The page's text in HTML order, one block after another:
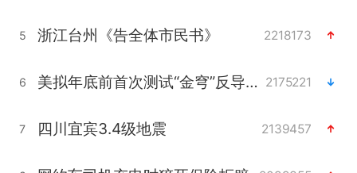
5 浙江台州《告全体市民书》 2218173
6 美拟年底前首次测试“金穹”反导系统 2175221
7 四川宜宾3.4级地震 2139457